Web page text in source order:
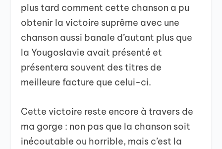
plus tard comment cette chanson a pu
obtenir la victoire suprême avec une
chanson aussi banale d’autant plus que
la Yougoslavie avait présenté et
présentera souvent des titres de
meilleure facture que celui-ci.
Cette victoire reste encore à travers de
ma gorge : non pas que la chanson soit
inécoutable ou horrible, mais c’est la